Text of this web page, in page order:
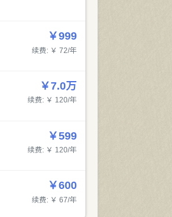
￥999
续费: ￥ 72/年
￥7.0万
续费: ￥ 120/年
￥599
续费: ￥ 120/年
￥600
续费: ￥ 67/年